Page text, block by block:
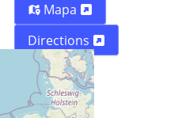
Mapa
Directions